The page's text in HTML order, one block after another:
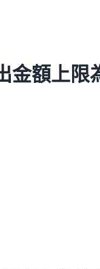
金額上限